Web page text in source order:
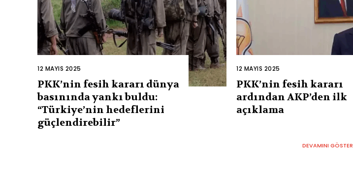
12 MAYIS 2025
PKK’nin fesih kararı dünya
basınında yankı buldu:
“Türkiye’nin hedeflerini
güçlendirebilir”
12 MAYIS 2025
PKK’nin fesih kararı
ardından AKP’den ilk
açıklama
DEVAMINI GÖSTER